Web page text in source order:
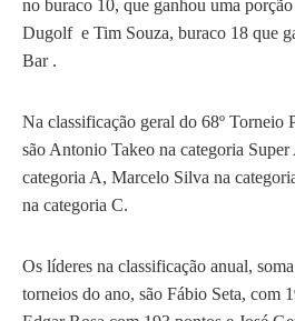
no buraco 10, que ganhou uma
Dugolf e Tim Souza, buraco 18 que
Bar .
Na classificação geral do 68º Torneio
são Antonio Takeo na categoria
categoria A, Marcelo Silva na
na categoria C.
Os líderes na classificação anual,
torneios do ano, são Fábio Seta, com